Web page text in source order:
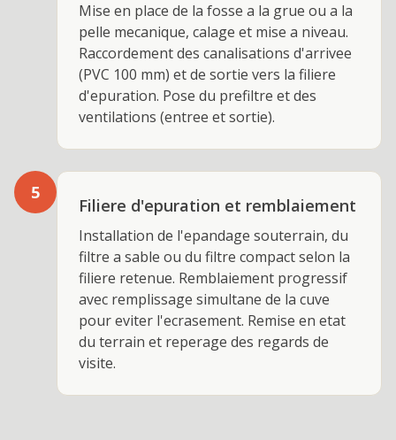
Mise en place de la fosse a la grue ou a la
pelle mecanique, calage et mise a niveau.
Raccordement des canalisations d'arrivee
(PVC 100 mm) et de sortie vers la filiere
d'epuration. Pose du prefiltre et des
ventilations (entree et sortie).
5
Filiere d'epuration et remblaiement
Installation de l'epandage souterrain, du
filtre a sable ou du filtre compact selon la
filiere retenue. Remblaiement progressif
avec remplissage simultane de la cuve
pour eviter l'ecrasement. Remise en etat
du terrain et reperage des regards de
visite.